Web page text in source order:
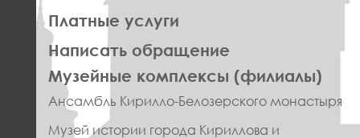
Платные услуги
Написать обращение
ПРАВОЕ
МЕНЮ
ФУТЕР
Музейные комплексы (филиалы)
Ансамбль Кирилло-Белозерского монастыря
Музей истории города Кириллова и